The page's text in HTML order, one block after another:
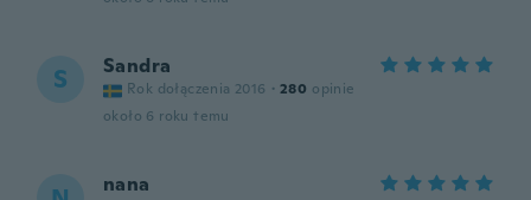
S Sandra
Rok dołączenia 2016 · 280 opinie
około 6 roku temu
nana